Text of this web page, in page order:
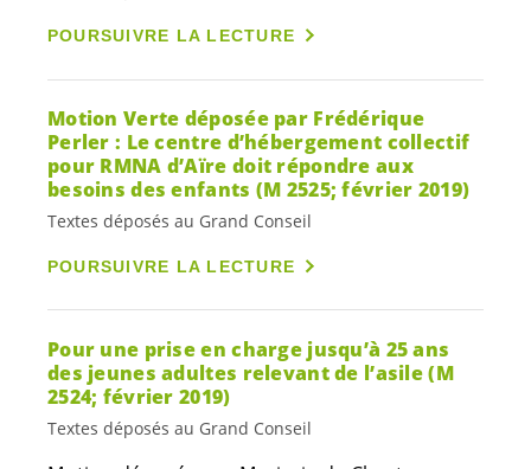
POURSUIVRE LA LECTURE
Motion Verte déposée par Frédérique
Perler : Le centre d’hébergement collectif
pour RMNA d’Aïre doit répondre aux
besoins des enfants (M 2525; février 2019)
Textes déposés au Grand Conseil
POURSUIVRE LA LECTURE
Pour une prise en charge jusqu’à 25 ans
des jeunes adultes relevant de l’asile (M
2524; février 2019)
Textes déposés au Grand Conseil